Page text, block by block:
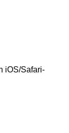
iOS/Safari-